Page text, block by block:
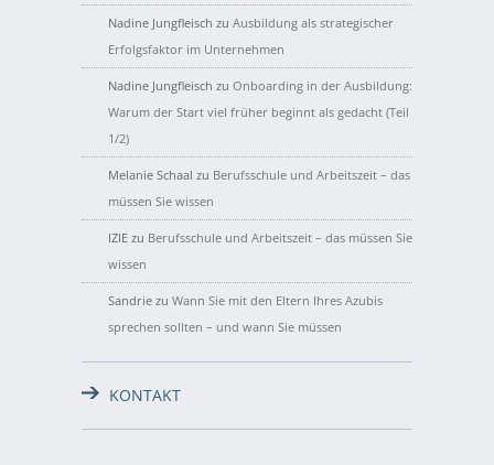
Nadine Jungfleisch zu Ausbildung als strategischer
Erfolgsfaktor im Unternehmen
Nadine Jungfleisch zu Onboarding in der Ausbildung:
Warum der Start viel früher beginnt als gedacht (Teil
1/2)
Melanie Schaal zu Berufsschule und Arbeitszeit – das
müssen Sie wissen
IZIE zu Berufsschule und Arbeitszeit – das müssen Sie
wissen
Sandrie zu Wann Sie mit den Eltern Ihres Azubis
sprechen sollten – und wann Sie müssen
KONTAKT